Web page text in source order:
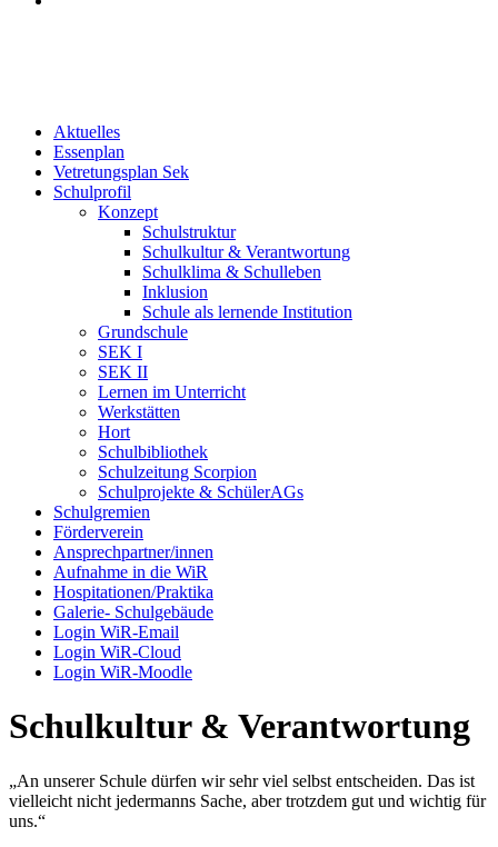
Aktuelles
Essenplan
Vetretungsplan Sek
Schulprofil
Konzept
Schulstruktur
Schulkultur & Verantwortung
Schulklima & Schulleben
Inklusion
Schule als lernende Institution
Grundschule
SEK I
SEK II
Lernen im Unterricht
Werkstätten
Hort
Schulbibliothek
Schulzeitung Scorpion
Schulprojekte & SchülerAGs
Schulgremien
Förderverein
Ansprechpartner/innen
Aufnahme in die WiR
Hospitationen/Praktika
Galerie- Schulgebäude
Login WiR-Email
Login WiR-Cloud
Login WiR-Moodle
Schulkultur & Verantwortung
„An unserer Schule dürfen wir sehr viel selbst entscheiden. Das ist
vielleicht nicht jedermanns Sache, aber trotzdem gut und wichtig für
uns.“